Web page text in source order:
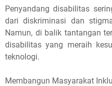
Penyandang disabilitas
dari diskriminasi dan
Namun, di balik tantangan
disabilitas yang meraih
teknologi.
Membangun Masyarakat